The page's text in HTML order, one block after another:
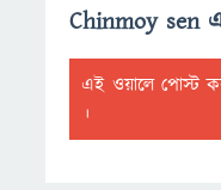
Chinmoy sen
এই ওয়ালে পোস্ট
।